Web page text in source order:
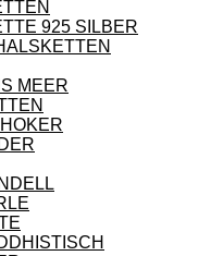
925 SILBER
MEER